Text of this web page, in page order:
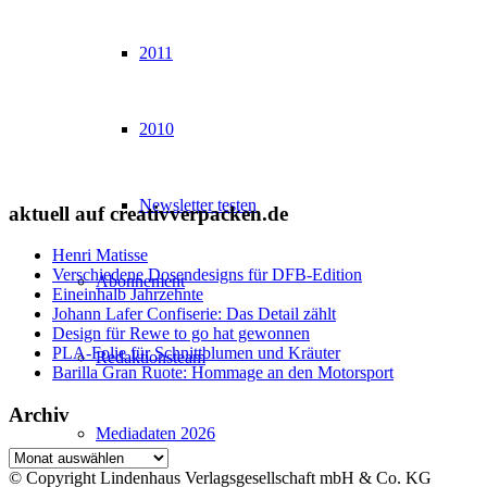
2011
2010
Newsletter testen
Abonnement
Redaktionsteam
Mediadaten 2026
aktuell auf creativverpacken.de
Henri Matisse
Verschiedene Dosendesigns für DFB-Edition
Eineinhalb Jahrzehnte
Johann Lafer Confiserie: Das Detail zählt
Design für Rewe to go hat gewonnen
PLA-Folie für Schnittblumen und Kräuter
Barilla Gran Ruote: Hommage an den Motorsport
Archiv
Archiv
© Copyright Lindenhaus Verlagsgesellschaft mbH & Co. KG